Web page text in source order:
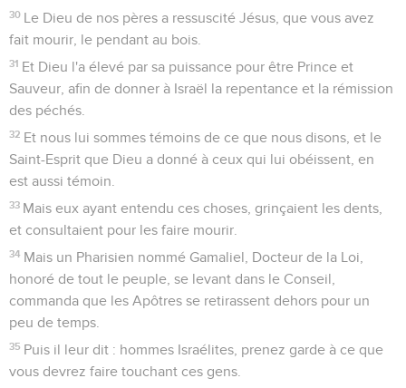
30 Le Dieu de nos pères a ressuscité Jésus, que vous avez
fait mourir, le pendant au bois.
31 Et Dieu l'a élevé par sa puissance pour être Prince et
Sauveur, afin de donner à Israël la repentance et la rémission
des péchés.
32 Et nous lui sommes témoins de ce que nous disons, et le
Saint-Esprit que Dieu a donné à ceux qui lui obéissent, en
est aussi témoin.
33 Mais eux ayant entendu ces choses, grinçaient les dents,
et consultaient pour les faire mourir.
34 Mais un Pharisien nommé Gamaliel, Docteur de la Loi,
honoré de tout le peuple, se levant dans le Conseil,
commanda que les Apôtres se retirassent dehors pour un
peu de temps.
35 Puis il leur dit : hommes Israélites, prenez garde à ce que
vous devrez faire touchant ces gens.